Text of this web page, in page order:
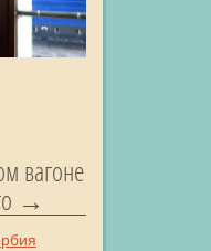
вагоне